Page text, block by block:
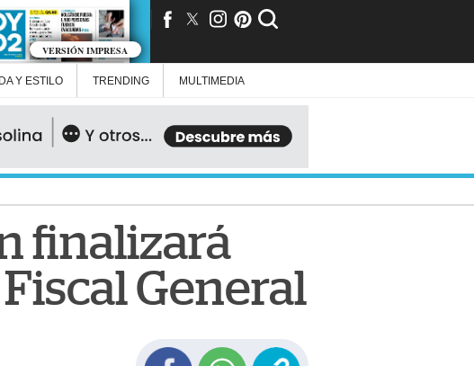
VERSIÓN IMPRESA
Y ESTILO TRENDING MULTIMEDIA
finalizará
General